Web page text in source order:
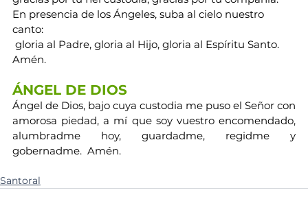
En presencia de los Ángeles, suba al cielo nuestro
canto:
gloria al Padre, gloria al Hijo, gloria al Espíritu Santo.
Amén.
ÁNGEL DE DIOS
Ángel de Dios, bajo cuya custodia me puso el Señor con
amorosa piedad, a mí que soy vuestro encomendado,
alumbradme hoy, guardadme, regidme y
gobernadme.  Amén.
Santoral